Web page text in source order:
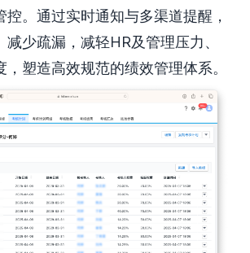
控。通过实时通知与多渠道提醒，
少疏漏，减轻HR及管理压力、
塑造高效规范的绩效管理体系。